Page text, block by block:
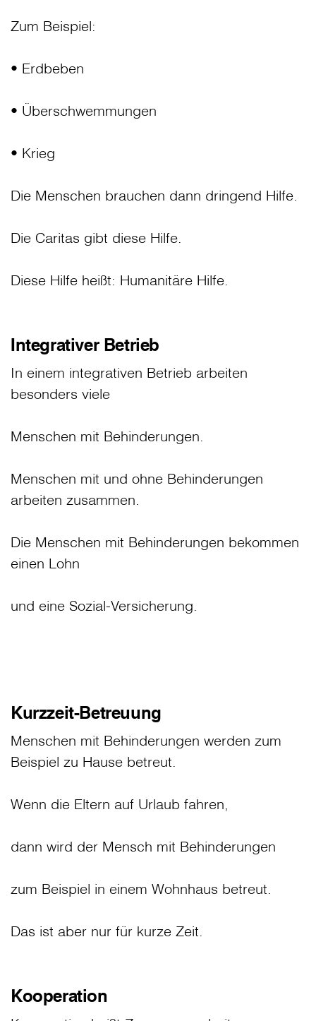
Zum Beispiel:
• Erdbeben
• Überschwemmungen
• Krieg
Die Menschen brauchen dann dringend Hilfe.
Die Caritas gibt diese Hilfe.
Diese Hilfe heißt: Humanitäre Hilfe.
Integrativer Betrieb
In einem integrativen Betrieb arbeiten
besonders viele
Menschen mit Behinderungen.
Menschen mit und ohne Behinderungen
arbeiten zusammen.
Die Menschen mit Behinderungen bekommen
einen Lohn
und eine Sozial-Versicherung.
Kurzzeit-Betreuung
Menschen mit Behinderungen werden zum
Beispiel zu Hause betreut.
Wenn die Eltern auf Urlaub fahren,
dann wird der Mensch mit Behinderungen
zum Beispiel in einem Wohnhaus betreut.
Das ist aber nur für kurze Zeit.
Kooperation